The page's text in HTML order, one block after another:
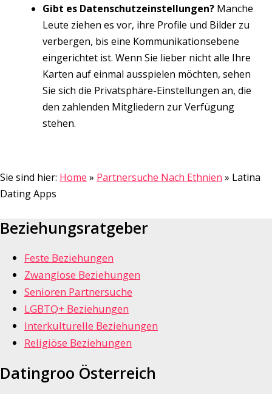
Gibt es Datenschutzeinstellungen? Manche
Leute ziehen es vor, ihre Profile und Bilder zu
verbergen, bis eine Kommunikationsebene
eingerichtet ist. Wenn Sie lieber nicht alle Ihre
Karten auf einmal ausspielen möchten, sehen
Sie sich die Privatsphäre-Einstellungen an, die
den zahlenden Mitgliedern zur Verfügung
stehen.
Sie sind hier: Home » Partnersuche Nach Ethnien » Latina
Dating Apps
Beziehungsratgeber
Feste Beziehungen
Zwanglose Beziehungen
Senioren Partnersuche
LGBTQ+ Beziehungen
Interkulturelle Beziehungen
Religiöse Beziehungen
Datingroo Österreich